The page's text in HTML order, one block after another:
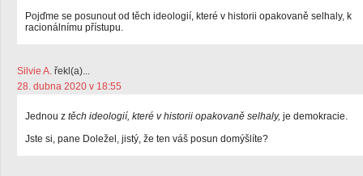
Pojďme se posunout od těch ideologií, které v historii opakovaně selhaly, k
racionálnímu přístupu.
Silvie A. řekl(a)...
28. dubna 2020 v 18:55
Jednou z těch ideologií, které v historii opakovaně selhaly, je demokracie.
Jste si, pane Doležel, jistý, že ten váš posun domýšlíte?